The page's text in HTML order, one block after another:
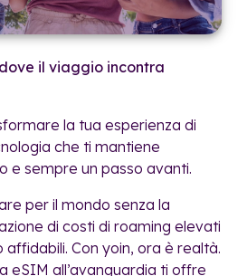
il viaggio incontra
la tua esperienza di
che ti mantiene
e sempre un passo avanti.
per il mondo senza la
di costi di roaming elevati
Con yoin, ora è realtà.
eSIM all’avanguardia ti offre